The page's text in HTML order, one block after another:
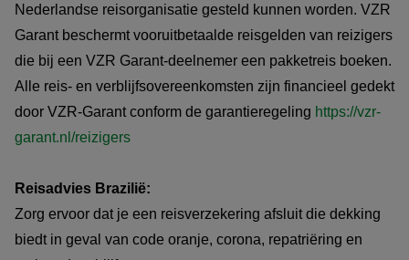
Nederlandse reisorganisatie gesteld kunnen worden. VZR
Garant beschermt vooruitbetaalde reisgelden van reizigers
die bij een VZR Garant-deelnemer een pakketreis boeken.
Alle reis- en verblijfsovereenkomsten zijn financieel gedekt
door VZR-Garant conform de garantieregeling https://vzr-
garant.nl/reizigers
Reisadvies Brazilië:
Zorg ervoor dat je een reisverzekering afsluit die dekking
biedt in geval van code oranje, corona, repatriëring en